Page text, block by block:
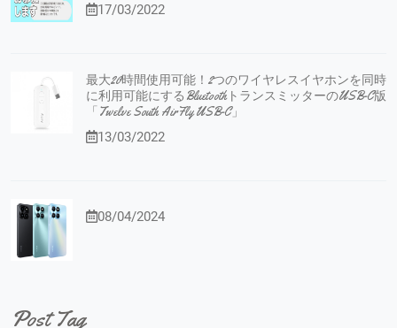
17/03/2022
最大20時間使用可能！2つのワイヤレスイヤホンを同時
に利用可能にするBluetoothトランスミッターのUSB-C版
「Twelve South AirFly USB-C」
13/03/2022
08/04/2024
Post Tag